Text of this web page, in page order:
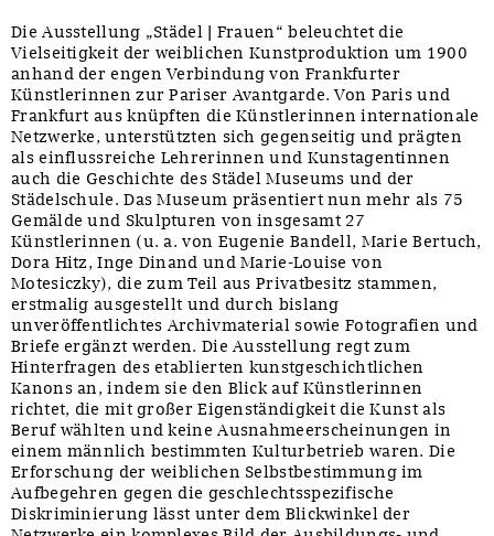
Die Ausstellung „Städel | Frauen“ beleuchtet die
Vielseitigkeit der weiblichen Kunstproduktion um 1900
anhand der engen Verbindung von Frankfurter
Künstlerinnen zur Pariser Avantgarde. Von Paris und
Frankfurt aus knüpften die Künstlerinnen internationale
Netzwerke, unterstützten sich gegenseitig und prägten
als einflussreiche Lehrerinnen und Kunstagentinnen
auch die Geschichte des Städel Museums und der
Städelschule. Das Museum präsentiert nun mehr als 75
Gemälde und Skulpturen von insgesamt 27
Künstlerinnen (u. a. von Eugenie Bandell, Marie Bertuch,
Dora Hitz, Inge Dinand und Marie-Louise von
Motesiczky), die zum Teil aus Privatbesitz stammen,
erstmalig ausgestellt und durch bislang
unveröffentlichtes Archivmaterial sowie Fotografien und
Briefe ergänzt werden. Die Ausstellung regt zum
Hinterfragen des etablierten kunstgeschichtlichen
Kanons an, indem sie den Blick auf Künstlerinnen
richtet, die mit großer Eigenständigkeit die Kunst als
Beruf wählten und keine Ausnahmeerscheinungen in
einem männlich bestimmten Kulturbetrieb waren. Die
Erforschung der weiblichen Selbstbestimmung im
Aufbegehren gegen die geschlechtsspezifische
Diskriminierung lässt unter dem Blickwinkel der